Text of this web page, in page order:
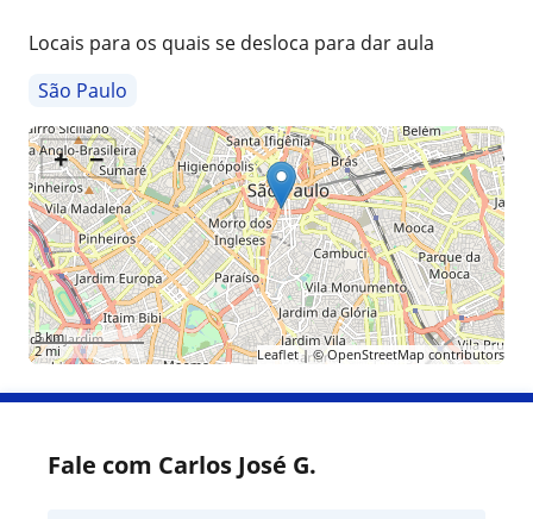
Locais para os quais se desloca para dar aula
São Paulo
+ −
3 km
2 mi
Leaflet| ©OpenStreetMap contributors
Fale com Carlos José G.